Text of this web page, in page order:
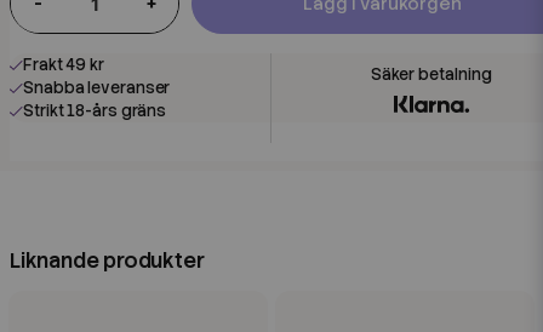
Frakt 49 kr
Snabba leveranser
Strikt 18-års gräns
Liknande produkter